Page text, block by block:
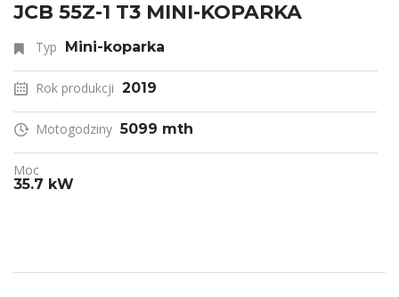
JCB 55Z-1 T3 MINI-KOPARKA
Typ Mini-koparka
Rok produkcji 2019
Motogodziny 5099 mth
Moc
35.7 kW